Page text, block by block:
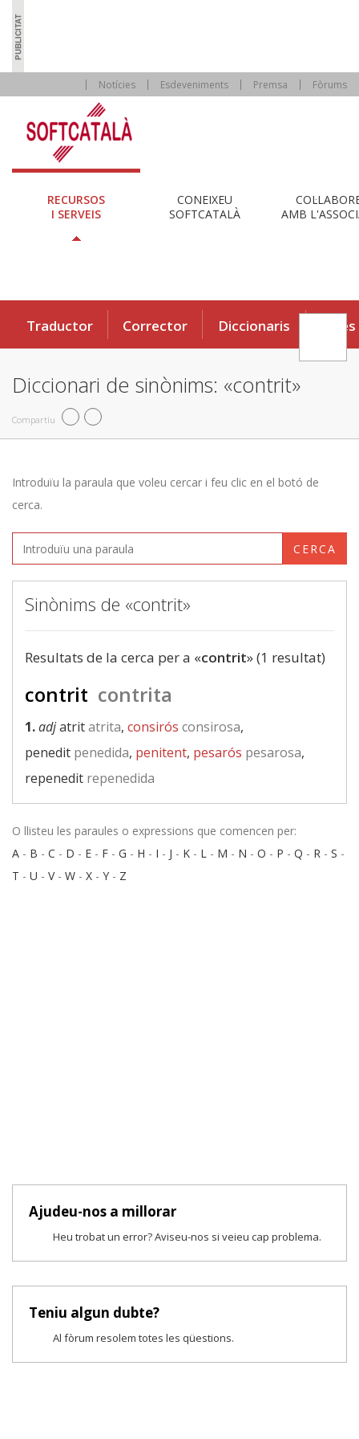
Notícies Esdeveniments Premsa Fòrums
RECURSOS
I SERVEIS
CONEIXEU
SOFTCATALÀ
AMB
Traductor Corrector Diccionaris Eines
Diccionari de sinònims: «contrit»
Compartiu
Introduïu la paraula que voleu cercar i feu clic en el botó de
cerca.
CERCA
Sinònims de «contrit»
Resultats de la cerca per a «contrit» (1 resultat)
contrit contrita
1.adjatritatrita, consirós consirosa,
penedit penedida, penitent, pesarós pesarosa,
repenedit repenedida
O llisteu les paraules o expressions que comencen per:
A - B - C - D - E - F - G - H - I - J - K - L - M - N - O - P - Q - R - S -
T - U - V- W - X - Y - Z
Ajudeu-nos a millorar
Heu trobat un error? Aviseu-nos si veieu cap problema.
Teniu algun dubte?
Al fòrum resolem totes les qüestions.